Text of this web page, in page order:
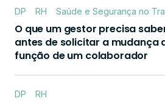
DP RH Saúde e Segurança no
O que um gestor precisa
antes de solicitar a mudança
função de um colaborador
DP RH